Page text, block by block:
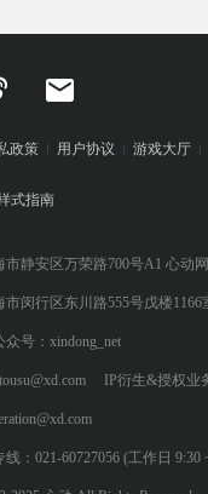
政策 用户协议 游戏大厅
式指南
市静安区万荣路700号A1 心动
闵行区东川路555号戊楼1166
号：xindong_net
IP衍生&授权业
：021-60727056 (工作日 9:30